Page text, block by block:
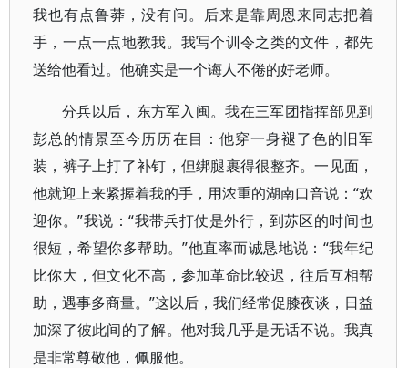
我也有点鲁莽，没有问。后来是靠周恩来同志把着
手，一点一点地教我。我写个训令之类的文件，都先
送给他看过。他确实是一个诲人不倦的好老师。
分兵以后，东方军入闽。我在三军团指挥部见到
彭总的情景至今历历在目：他穿一身褪了色的旧军
装，裤子上打了补钉，但绑腿裹得很整齐。一见面，
他就迎上来紧握着我的手，用浓重的湖南口音说：“欢
迎你。”我说：“我带兵打仗是外行，到苏区的时间也
很短，希望你多帮助。”他直率而诚恳地说：“我年纪
比你大，但文化不高，参加革命比较迟，往后互相帮
助，遇事多商量。”这以后，我们经常促膝夜谈，日益
加深了彼此间的了解。他对我几乎是无话不说。我真
是非常尊敬他，佩服他。